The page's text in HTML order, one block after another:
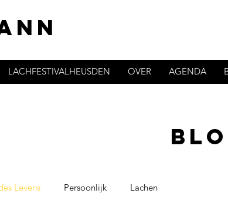
LACHFESTIVALHEUSDEN OVER AGENDA
Levens Persoonlijk Lachen